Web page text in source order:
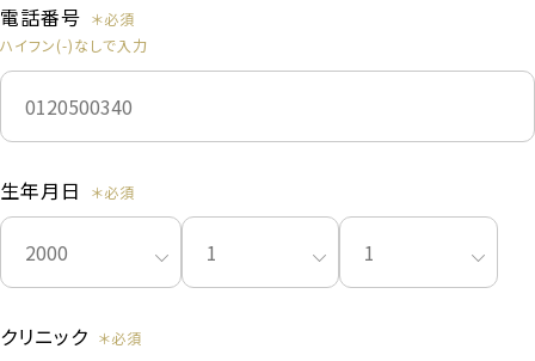
電話番号
ハイフン(-)なしで入力
生年月日
クリニック